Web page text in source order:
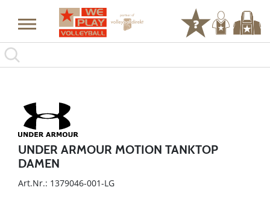
UNDER ARMOUR MOTION TANKTOP
DAMEN
Art.Nr.: 1379046-001-LG